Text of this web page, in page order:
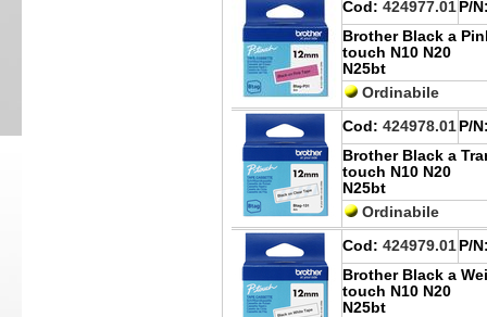
Cod: 424977.01 P/
Brother Black a
touch N10 N20
N25bt
Ordinabile
Cod: 424978.01 P/
Brother Black a
touch N10 N20
N25bt
Ordinabile
Cod: 424979.01 P/
Brother Black a
touch N10 N20
N25bt